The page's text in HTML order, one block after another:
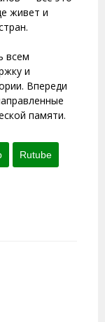
живет и
всем
и
Впереди
памяти.
Rutube